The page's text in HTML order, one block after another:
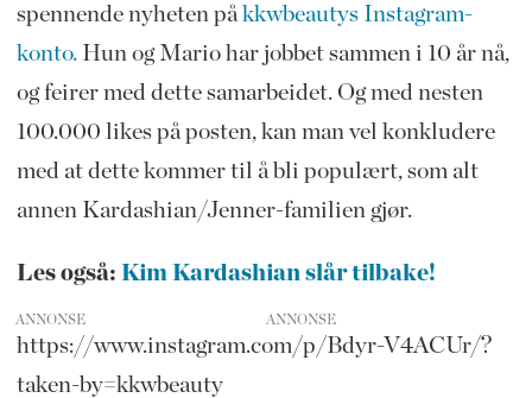
spennende nyheten på kkwbeautys Instagram-
konto. Hun og Mario har jobbet sammen i 10 år nå,
og feirer med dette samarbeidet. Og med nesten
100.000 likes på posten, kan man vel konkludere
med at dette kommer til å bli populært, som alt
annen Kardashian/Jenner-familien gjør.
Les også: Kim Kardashian slår tilbake!
ANNONSE
https://www.instagram.com/p/Bdyr-V4ACUr/?
taken-by=kkwbeauty